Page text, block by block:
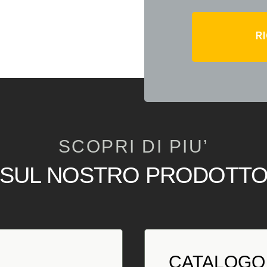
SCOPRI DI PIU’
SUL NOSTRO
CATALOGO